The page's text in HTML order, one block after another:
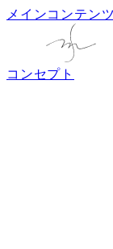
メインコンテン
コンセプト